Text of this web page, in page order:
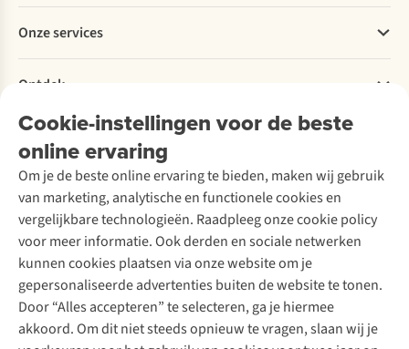
Cookie-instellingen voor de beste
online ervaring
Om je de beste online ervaring te bieden, maken wij gebruik
van marketing, analytische en functionele cookies en
vergelijkbare technologieën. Raadpleeg onze cookie policy
voor meer informatie. Ook derden en sociale netwerken
kunnen cookies plaatsen via onze website om je
gepersonaliseerde advertenties buiten de website te tonen.
Door “Alles accepteren” te selecteren, ga je hiermee
akkoord. Om dit niet steeds opnieuw te vragen, slaan wij je
Betalen
Levering
Retourneren
Bestelling herroepen
Garantie
Contact
Explore More
Verantwoord ondernemen
Over Ayacucho
Onze winkels
Over A.S.Adventure
Toegankelijkheidsverklaring
Onze services
Ski-onderhoud
Wasservice
Schoenonderhoud
Schoenherstelling
Kledingherstelling
Retouches
Voor bedrijven
Ontdek
A.S.Magazine
Podcast
Explore Academy
Explore Camp
Gear Check
Inspiratie & advies
Meld je aan voor de nieuwsbrief
Follow us